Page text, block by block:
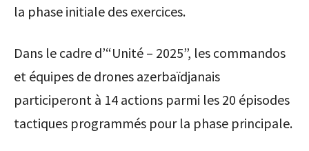
la phase initiale des exercices.
Dans le cadre d’“Unité – 2025”, les commandos
et équipes de drones azerbaïdjanais
participeront à 14 actions parmi les 20 épisodes
tactiques programmés pour la phase principale.